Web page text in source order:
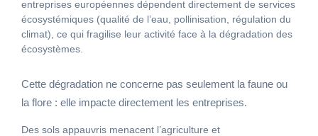
entreprises européennes dépendent directement de services
écosystémiques (qualité de l’eau, pollinisation, régulation du
climat), ce qui fragilise leur activité face à la dégradation des
écosystèmes.
Cette dégradation ne concerne pas seulement la faune ou
la flore : elle impacte directement les entreprises.
Des sols appauvris menacent l’agriculture et